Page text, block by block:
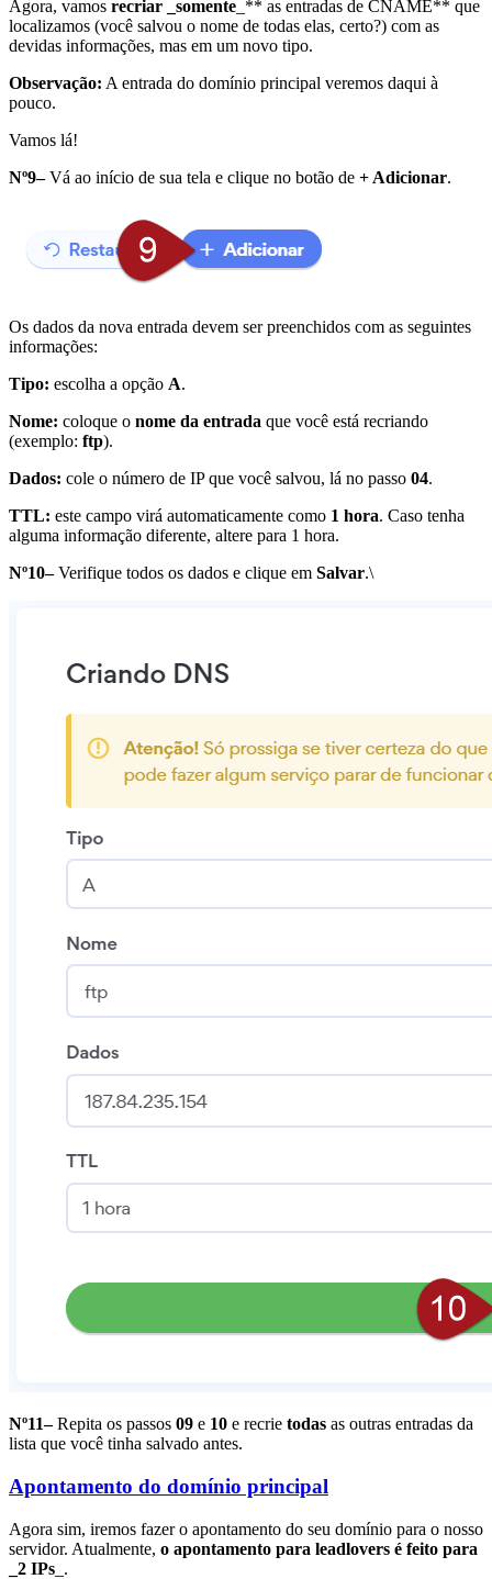
Agora, vamos recriar _somente _** as entradas de CNAME** que
localizamos (você salvou o nome de todas elas, certo?) com as
devidas informações, mas em um novo tipo.
Observação: A entrada do domínio principal veremos daqui à
pouco.
Vamos lá!
Nº9–Vá ao início de sua tela e clique no botão de + Adicionar.
Os dados da nova entrada devem ser preenchidos com as seguintes
informações:
Tipo: escolha a opção A.
Nome: coloque o nome da entrada que você está recriando
(exemplo: ftp).
Dados: cole o número de IP que você salvou, lá no passo 04.
TTL: este campo virá automaticamente como 1 hora. Caso tenha
alguma informação diferente, altere para 1 hora.
Nº10–Verifique todos os dados e clique em Salvar.\
Nº11–Repita os passos 09 e 10 e recrie todas as outras entradas da
lista que você tinha salvado antes.
Apontamento do domínio principal
Agora sim, iremos fazer o apontamento do seu domínio para o nosso
servidor. Atualmente, o apontamento para leadlovers é feito para
_2 IPs _.